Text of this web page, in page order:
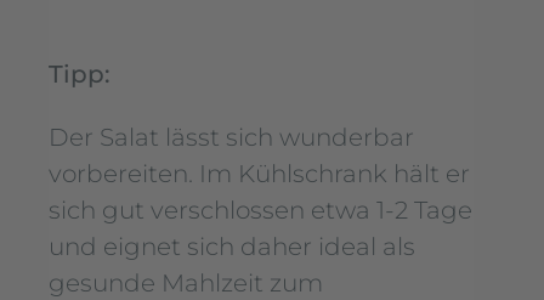
Tipp:
Der Salat lässt sich wunderbar
vorbereiten. Im Kühlschrank hält er
sich gut verschlossen etwa 1-2 Tage
und eignet sich daher ideal als
gesunde Mahlzeit zum